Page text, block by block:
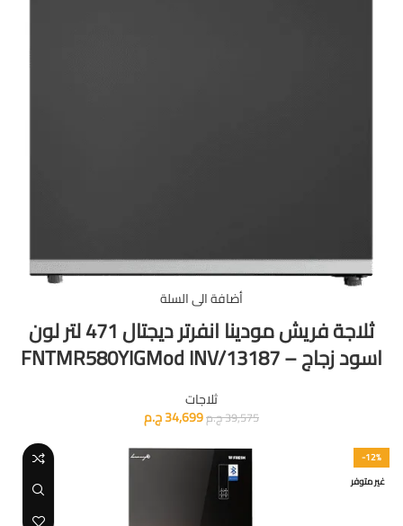
أضافة الى السلة
ثلاجة فريش مودينا انفرتر ديجتال 471 لتر لون
اسود زجاج – FNTMR580YIGMod INV/13187
ثلاجات
39,575ج.م34,699ج.م
-12%
غير متوفر